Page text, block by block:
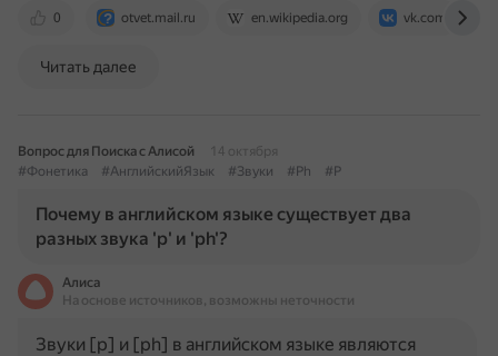
0 otvet.mail.ru en.wikipedia.org vk.com
Читать далее
Вопрос для Поиска с Алисой
14 октября
#Фонетика
#АнглийскийЯзык #Звуки #Ph #P
Почему в английском языке существует два
разных звука 'p' и 'ph'?
Алиса
На основе источников, возможны неточности
Звуки [p] и [ph] в английском языке являются